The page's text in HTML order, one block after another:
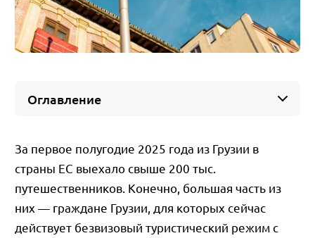
Оглавление
Преимущества программы для цифровых
кочевников
Какие документы нужно подготовить для ВНЖ
Как выглядит процесс оформления ВНЖ с
агентством
За первое полугодие 2025 года из Грузии в
страны ЕС выехало свыше 200 тыс.
путешественников. Конечно, большая часть из
них — граждане Грузии, для которых сейчас
действует безвизовый туристический режим с